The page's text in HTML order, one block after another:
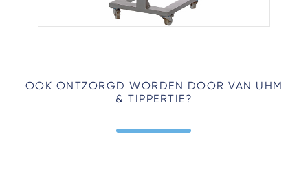
OOK ONTZORGD WORDEN DOOR VAN UHM
& TIPPERTIE?